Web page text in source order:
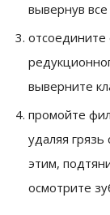
вывернув
отсоедините
выверните
промойте
удаляя грязь
этим,
осмотрите